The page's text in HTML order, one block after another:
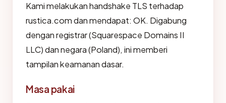
Kami melakukan handshake TLS terhadap
rustica.com dan mendapat: OK. Digabung
dengan registrar (Squarespace Domains II
LLC) dan negara (Poland), ini memberi
tampilan keamanan dasar.
Masa pakai